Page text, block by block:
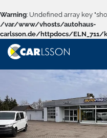
Warning: Undefined array key
/var/www/vhosts/autohaus-
carlsson.de/httpdocs/ELN_711/